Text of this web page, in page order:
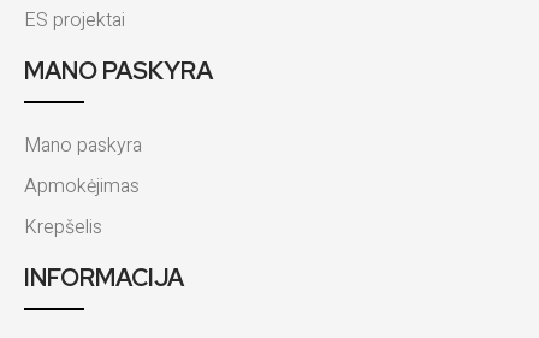
ES projektai
MANO PASKYRA
Mano paskyra
Apmokėjimas
Krepšelis
INFORMACIJA